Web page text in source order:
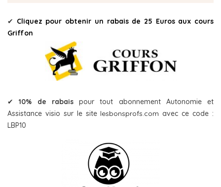
✔ Cliquez pour obtenir un rabais de 25 Euros aux cours
Griffon
✔10% de rabaispour tout abonnement Autonomie et
Assistance visio sur le site lesbonsprofs.com avec ce code :
LBP10